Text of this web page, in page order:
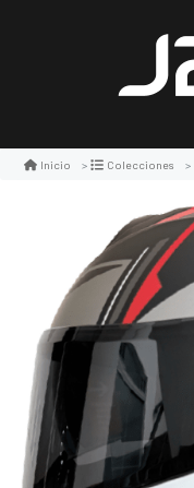
Inicio Colecciones